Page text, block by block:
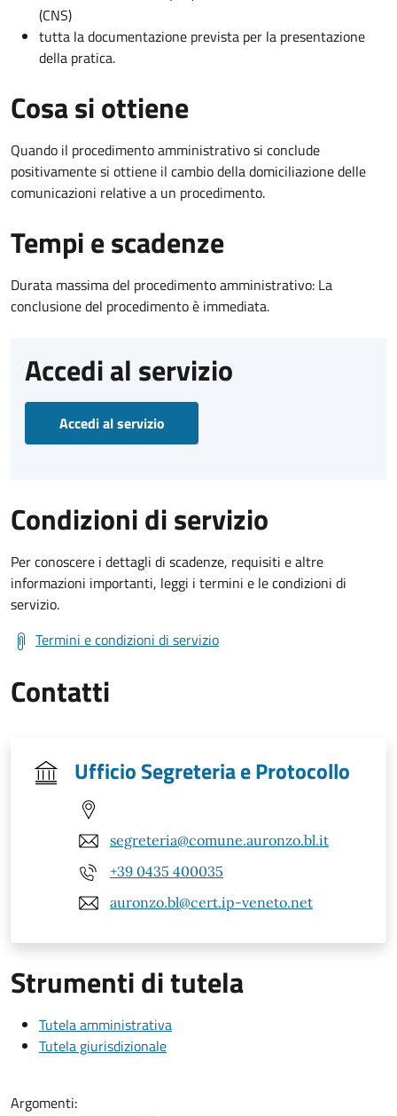
(CNS)
tutta la documentazione prevista per la presentazione
della pratica.
Cosa si ottiene
Quando il procedimento amministrativo si conclude
positivamente si ottiene il cambio della domiciliazione delle
comunicazioni relative a un procedimento.
Tempi e scadenze
Durata massima del procedimento amministrativo: La
conclusione del procedimento è immediata.
Accedi al servizio
Accedi al servizio
Condizioni di servizio
Per conoscere i dettagli di scadenze, requisiti e altre
informazioni importanti, leggi i termini e le condizioni di
servizio.
Termini e condizioni di servizio
Contatti
Ufficio Segreteria e Protocollo
segreteria@comune.auronzo.bl.it
+39 0435 400035
auronzo.bl@cert.ip-veneto.net
Strumenti di tutela
Tutela amministrativa
Tutela giurisdizionale
Argomenti: